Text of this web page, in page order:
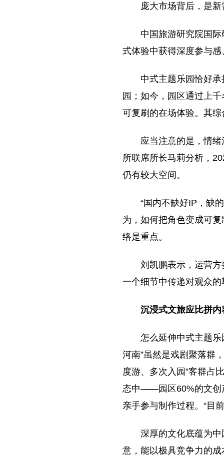
庞大市场背后，是
中国旅游研究院国
式体验中获得深度参与
中式主题乐园恰好
园；如今，园区通过上
可复刷的在场体验。其
应当注意的是，情
所联席所长马莉分析，
仍有较大空间。
“国内不缺好IP，缺
为，如何把角色变成可
络是重点。
刘凯鹏表示，运营
一个细节中传递对观众
沉浸式文旅应比拼内
怎么延伸中式主题
河南”虽然是戏剧聚落群
度游、多次入园”客群占
态中——园区60%的文创
亲手参与制作过程。“目
深厚的文化底蕴为
意，能以极具竞争力的